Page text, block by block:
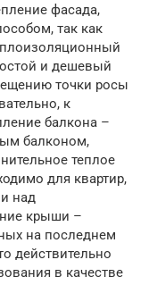
фасада,
так как
и дешевый
точки росы
к
балкона –
балконом,
теплое
для квартир,
над
крыши –
на последнем
действительно
в качестве